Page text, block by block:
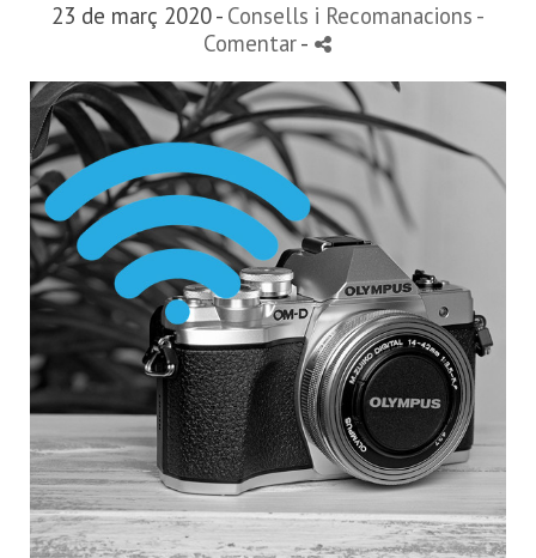
23 de març 2020 - Consells i Recomanacions -
Comentar-